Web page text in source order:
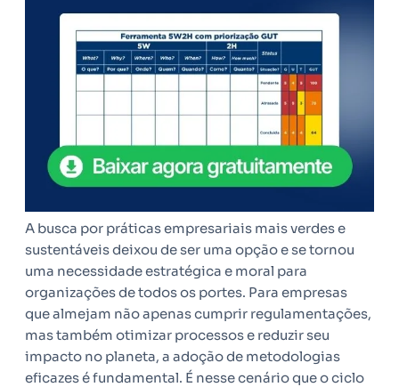
A busca por práticas empresariais mais verdes e
sustentáveis deixou de ser uma opção e se tornou
uma necessidade estratégica e moral para
organizações de todos os portes. Para empresas
que almejam não apenas cumprir regulamentações,
mas também otimizar processos e reduzir seu
impacto no planeta, a adoção de metodologias
eficazes é fundamental. É nesse cenário que o ciclo